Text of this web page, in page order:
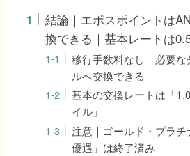
結論｜エポスポイントは
換できる｜基本レートは
移行手数料なし｜必要
ルへ交換できる
基本の交換レートは「
イル」
注意｜ゴールド・プラ
優遇」は終了済み